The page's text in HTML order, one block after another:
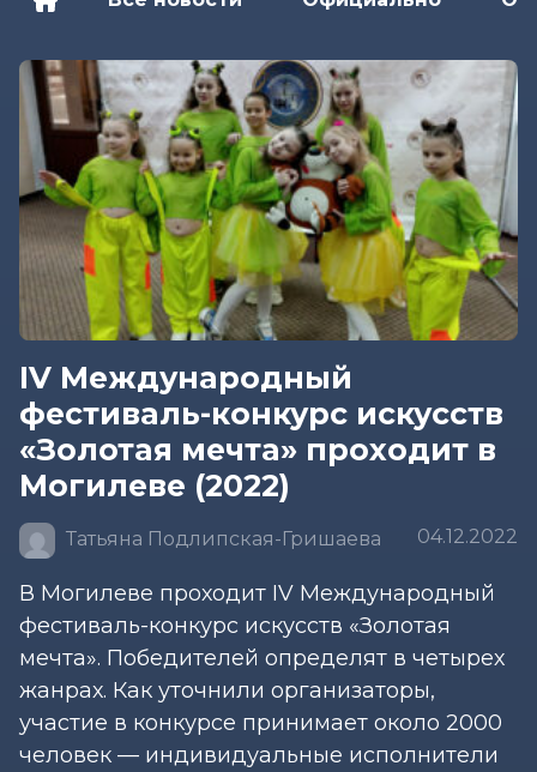
IV Международный
фестиваль-конкурс искусств
«Золотая мечта» проходит в
Могилеве (2022)
Татьяна Подлипская-Гришаева 04.12.2022
В Могилеве проходит IV Международный
фестиваль-конкурс искусств «Золотая
мечта». Победителей определят в четырех
жанрах. Как уточнили организаторы,
участие в конкурсе принимает около 2000
человек — индивидуальные исполнители